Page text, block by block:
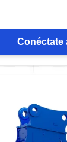
Conéctate